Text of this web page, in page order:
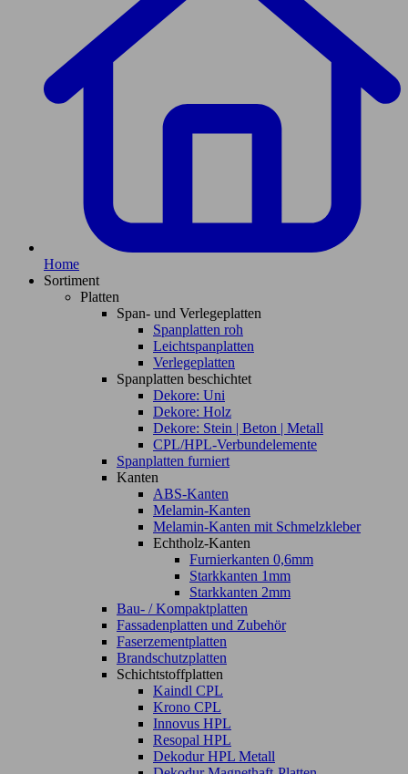
Home
Sortiment
Platten
Span- und Verlegeplatten
Spanplatten roh
Leichtspanplatten
Verlegeplatten
Spanplatten beschichtet
Dekore: Uni
Dekore: Holz
Dekore: Stein | Beton | Metall
CPL/HPL-Verbundelemente
Spanplatten furniert
Kanten
ABS-Kanten
Melamin-Kanten
Melamin-Kanten mit Schmelzkleber
Echtholz-Kanten
Furnierkanten 0,6mm
Starkkanten 1mm
Starkkanten 2mm
Bau- / Kompaktplatten
Fassadenplatten und Zubehör
Faserzementplatten
Brandschutzplatten
Schichtstoffplatten
Kaindl CPL
Krono CPL
Innovus HPL
Resopal HPL
Dekodur HPL Metall